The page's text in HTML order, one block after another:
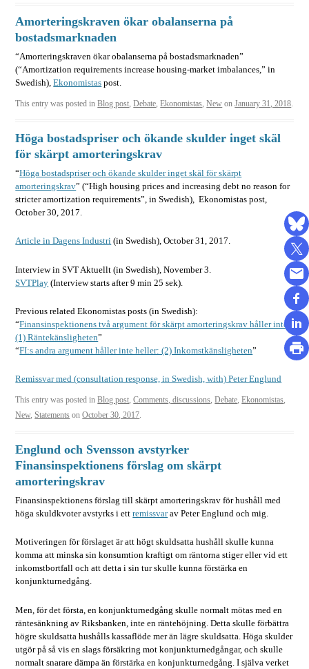
Amorteringskraven ökar obalanserna på
bostadsmarknaden
“Amorteringskraven ökar obalanserna på bostadsmarknaden”
(“Amortization requirements increase housing-market imbalances,” in
Swedish),Ekonomistas post.
This entry was posted inBlog post,Debate,Ekonomistas,New onJanuary 31, 2018.
Höga bostadspriser och ökande skulder inget skäl
för skärpt amorteringskrav
“Höga bostadspriser och ökande skulder inget skäl för skärpt
amorteringskrav” (“High housing prices and increasing debt no reason for
stricter amortization requirements”, in Swedish), Ekonomistas post,
October 30, 2017.
Article in Dagens Industri (in Swedish), October 31, 2017.
Interview in SVT Aktuellt (in Swedish), November 3.
SVTPlay (Interview starts after 9 min 25 sek).
Previous related Ekonomistas posts (in Swedish):
“Finansinspektionens två argument för skärpt amorteringskrav håller inte:
(1) Räntekänsligheten”
“FI:s andra argument håller inte heller: (2) Inkomstkänsligheten”
Remissvar med (consultation response, in Swedish, with) Peter Englund
This entry was posted inBlog post,Comments, discussions,Debate,Ekonomistas,
New,Statements onOctober 30, 2017.
Englund och Svensson avstyrker
Finansinspektionens förslag om skärpt
amorteringskrav
Finansinspektionens förslag till skärpt amorteringskrav för hushåll med
höga skuldkvoter avstyrks i ettremissvarav Peter Englund och mig.
Motiveringen för förslaget är att högt skuldsatta hushåll skulle kunna
komma att minska sin konsumtion kraftigt om räntorna stiger eller vid ett
inkomstbortfall och att detta i sin tur skulle kunna förstärka en
konjunkturnedgång.
Men, för det första, en konjunkturnedgång skulle normalt mötas med en
räntesänkning av Riksbanken, inte en räntehöjning. Detta skulle förbättra
högre skuldsatta hushålls kassaflöde mer än lägre skuldsatta. Höga skulder
utgör på så vis en slags försäkring mot konjunkturnedgångar, och skulle
normalt snarare dämpa än förstärka en konjunkturnedgång. I själva verket